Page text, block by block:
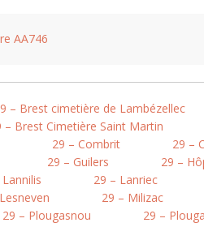
AA746
– Brest cimetière de Lambézellec
– Brest Cimetière Saint Martin
29 – Combrit
29 –
29 – Guilers
29 –
29 – Lanriec
29 – Milizac
29 – Plougasnou
29 –